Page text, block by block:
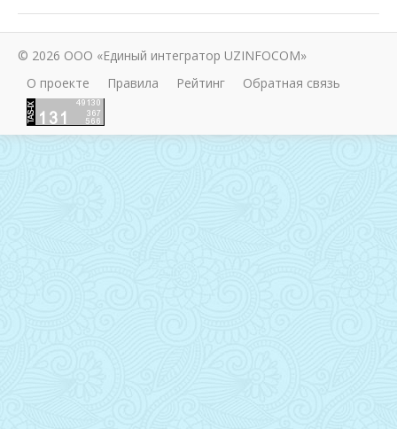
© 2026 ООО «Единый интегратор UZINFOCOM»
О проекте
Правила Рейтинг Обратная связь